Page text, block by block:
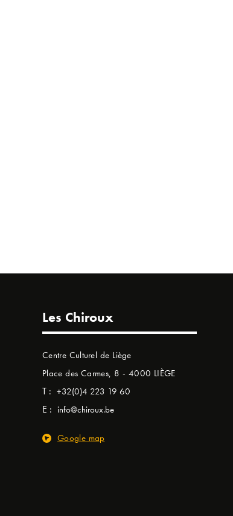
Les Chiroux
Centre Culturel de Liège
Place des Carmes, 8 - 4000 LIÈGE
T : +32(0)4 223 19 60
E : info@chiroux.be
Google map